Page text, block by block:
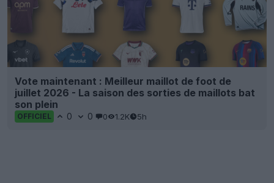
Vote maintenant : Meilleur maillot de foot de
juillet 2026 - La saison des sorties de maillots bat
son plein
OFFICIEL 0 0 0 1.2K 5h